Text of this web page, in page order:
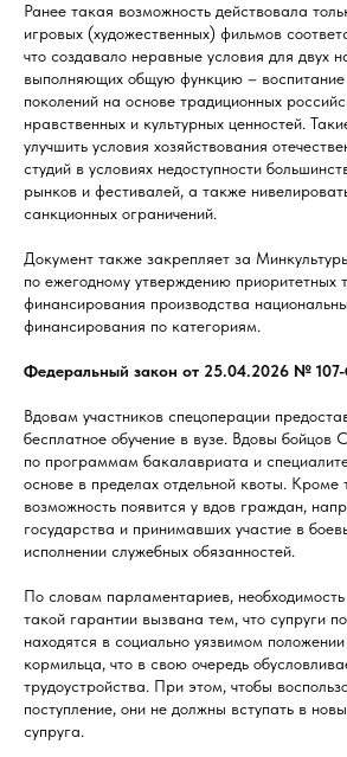
Ранее такая возможность действовала
игровых (художественных) фильмов
что создавало неравные условия для двух
выполняющих общую функцию –
поколений на основе традиционных
нравственных и культурных ценностей.
улучшить условия хозяйствования
студий в условиях недоступности
рынков и фестивалей, а также
санкционных ограничений.
Документ также закрепляет за
по ежегодному утверждению приоритетных
финансирования производства
финансирования по категориям.
Федеральный закон от 25.04.2026 №
Вдовам участников спецоперации
бесплатное обучение в вузе. Вдовы бойцов
по программам бакалавриата и
основе в пределах отдельной квоты. Кроме
возможность появится у вдов граждан,
государства и принимавших участие в
исполнении служебных обязанностей.
По словам парламентариев,
такой гарантии вызвана тем, что супруги
находятся в социально уязвимом
кормильца, что в свою очередь
трудоустройства. При этом, чтобы
поступление, они не должны вступать в
супруга.